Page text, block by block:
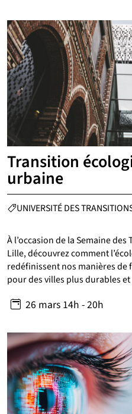
Transition
urbaine
CATÉGORIES :
UNIVERSITÉ DES
À l’occasion de la Semaine
Lille, découvrez comment
redéfinissent nos manières de
pour des villes plus durables
26 mars 14h - 20h